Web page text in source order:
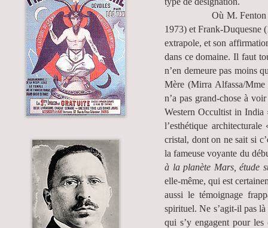
Où M. Fenton aurait-
1973) et Frank-Duquesne
extrapole, et son
dans ce domaine. Il faut
n’en demeure pas moins
Mère (Mirra Alfassa/Mme
n’a pas grand-chose à
Western Occultist in
l’esthétique
cristal, dont on ne sait si
la fameuse voyante du
à la planète Mars, étude
elle-même, qui est
aussi le témoignage
spirituel. Ne s’agit-il pas
qui s’y engagent pour